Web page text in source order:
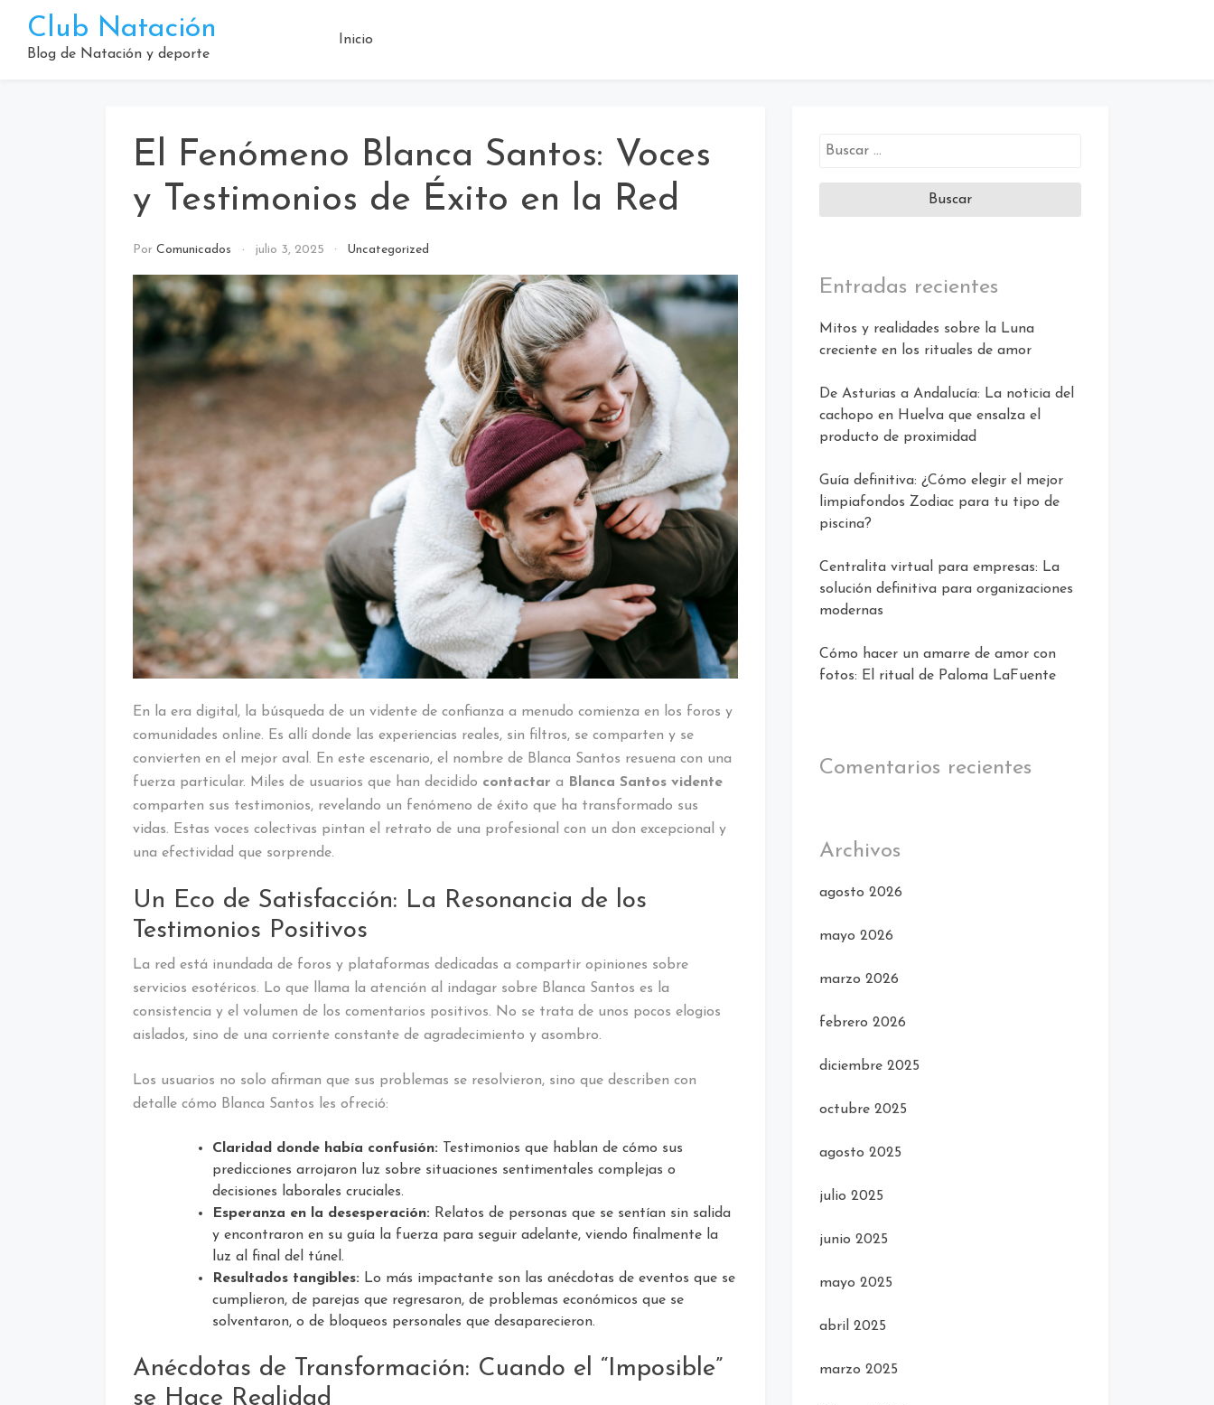
contenido
Club Natación
Blog de Natación y deporte
Inicio
El Fenómeno Blanca Santos: Voces
y Testimonios de Éxito en la Red
Por Comunicados julio 3, 2025 Uncategorized
En la era digital, la búsqueda de un vidente de confianza a menudo comienza en los foros y
comunidades online. Es allí donde las experiencias reales, sin filtros, se comparten y se
convierten en el mejor aval. En este escenario, el nombre de Blanca Santos resuena con una
fuerza particular. Miles de usuarios que han decidido contactar a
Blanca Santos vidente
comparten sus testimonios, revelando un fenómeno de éxito que ha transformado sus
vidas. Estas voces colectivas pintan el retrato de una profesional con un don excepcional y
una efectividad que sorprende.
Un Eco de Satisfacción: La Resonancia de los
Testimonios Positivos
La red está inundada de foros y plataformas dedicadas a compartir opiniones sobre
servicios esotéricos. Lo que llama la atención al indagar sobre Blanca Santos es la
consistencia y el volumen de los comentarios positivos. No se trata de unos pocos elogios
aislados, sino de una corriente constante de agradecimiento y asombro.
Los usuarios no solo afirman que sus problemas se resolvieron, sino que describen con
detalle cómo Blanca Santos les ofreció:
Claridad donde había confusión: Testimonios que hablan de cómo sus
predicciones arrojaron luz sobre situaciones sentimentales complejas o
decisiones laborales cruciales.
Esperanza en la desesperación: Relatos de personas que se sentían sin salida
y encontraron en su guía la fuerza para seguir adelante, viendo finalmente la
luz al final del túnel.
Resultados tangibles: Lo más impactante son las anécdotas de eventos que se
cumplieron, de parejas que regresaron, de problemas económicos que se
solventaron, o de bloqueos personales que desaparecieron.
Anécdotas de Transformación: Cuando el “Imposible”
se Hace Realidad
Buscar:
Entradas recientes
Mitos y realidades sobre la Luna
creciente en los rituales de amor
De Asturias a Andalucía: La noticia del
cachopo en Huelva que ensalza el
producto de proximidad
Guía definitiva: ¿Cómo elegir el mejor
limpiafondos Zodiac para tu tipo de
piscina?
Centralita virtual para empresas: La
solución definitiva para organizaciones
modernas
Cómo hacer un amarre de amor con
fotos: El ritual de Paloma LaFuente
Comentarios recientes
Archivos
agosto 2026
mayo 2026
marzo 2026
febrero 2026
diciembre 2025
octubre 2025
agosto 2025
julio 2025
junio 2025
mayo 2025
abril 2025
marzo 2025